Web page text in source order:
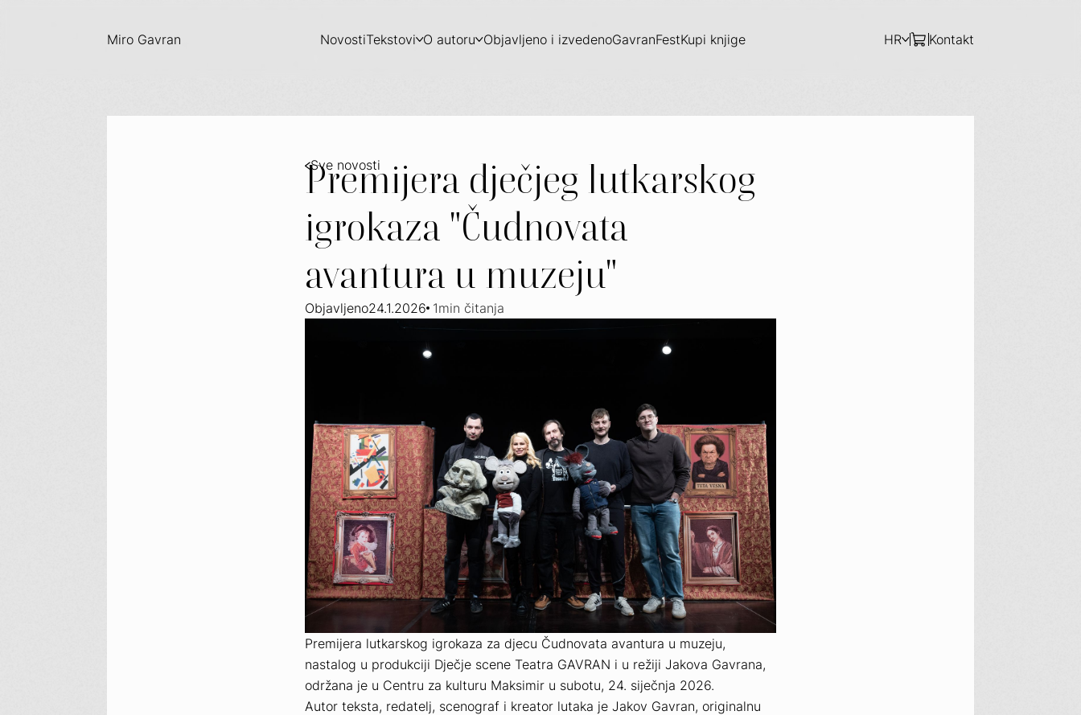
Miro Gavran NovostiTekstovi O autoru Objavljeno i izvedenoGavranFestKupi knjige HR Kontakt
Sve novosti
Premijera dječjeg lutkarskog
igrokaza "Čudnovata
avantura u muzeju"
Objavljeno24.1.2026 1min čitanja
Premijera lutkarskog igrokaza za djecu Čudnovata avantura u muzeju,
nastalog u produkciji Dječje scene Teatra GAVRAN i u režiji Jakova Gavrana,
održana je u Centru za kulturu Maksimir u subotu, 24. siječnja 2026.
Autor teksta, redatelj, scenograf i kreator lutaka je Jakov Gavran, originalnu